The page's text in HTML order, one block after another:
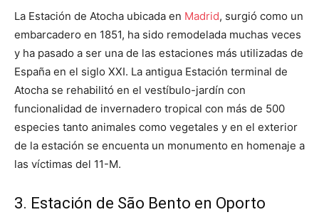
La Estación de Atocha ubicada en Madrid, surgió como un
embarcadero en 1851, ha sido remodelada muchas veces
y ha pasado a ser una de las estaciones más utilizadas de
España en el siglo XXI. La antigua Estación terminal de
Atocha se rehabilitó en el vestíbulo-jardín con
funcionalidad de invernadero tropical con más de 500
especies tanto animales como vegetales y en el exterior
de la estación se encuenta un monumento en homenaje a
las víctimas del 11-M.
3. Estación de São Bento en Oporto